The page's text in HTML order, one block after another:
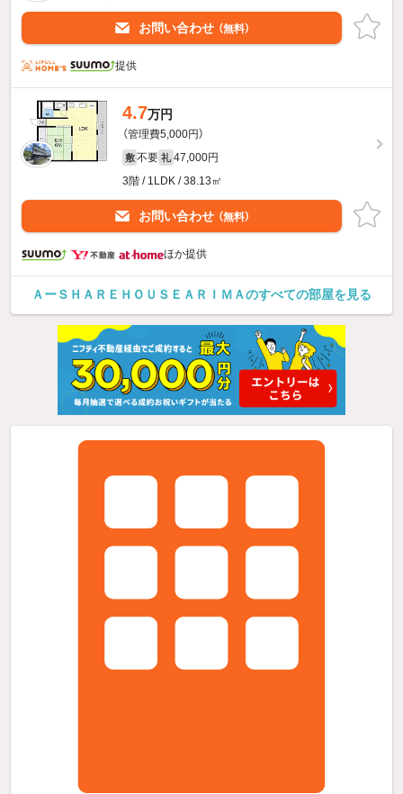
お問い合わせ （無料）
提供
4.7万円
（管理費5,000円）
敷 不要 礼 47,000円
3階 / 1LDK / 38.13㎡
お問い合わせ （無料）
ほか提供
ＡーＳＨＡＲＥＨＯＵＳＥＡＲＩＭＡのすべての部屋を見る